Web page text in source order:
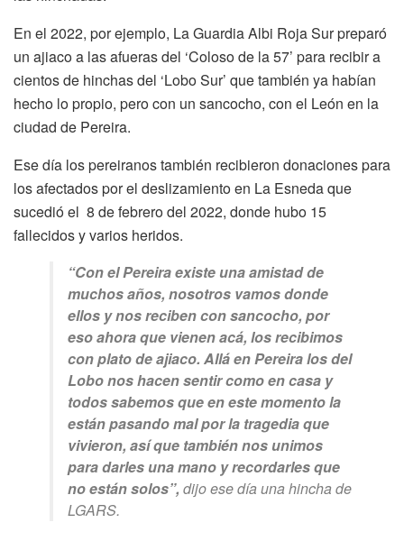
En el 2022, por ejemplo, La Guardia Albi Roja Sur preparó
un ajiaco a las afueras del ‘Coloso de la 57’ para recibir a
cientos de hinchas del ‘Lobo Sur’ que también ya habían
hecho lo propio, pero con un sancocho, con el León en la
ciudad de Pereira.
Ese día los pereiranos también recibieron donaciones para
los afectados por el deslizamiento en La Esneda que
sucedió el 8 de febrero del 2022, donde hubo 15
fallecidos y varios heridos.
“Con el Pereira existe una amistad de
muchos años, nosotros vamos donde
ellos y nos reciben con sancocho, por
eso ahora que vienen acá, los recibimos
con plato de ajiaco. Allá en Pereira los del
Lobo nos hacen sentir como en casa y
todos sabemos que en este momento la
están pasando mal por la tragedia que
vivieron, así que también nos unimos
para darles una mano y recordarles que
no están solos”, dijo ese día una hincha de
LGARS.